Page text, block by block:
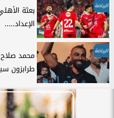
الرياضة
بعثة
الإعداد.....
الرياضة
محمد
طرابزون